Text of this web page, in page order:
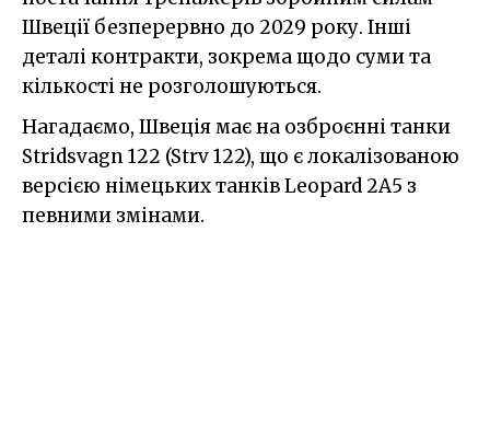
Швеції безперервно до 2029 року. Інші
деталі контракти, зокрема щодо суми та
кількості не розголошуються.
Нагадаємо, Швеція має на озброєнні танки
Stridsvagn 122 (Strv 122), що є локалізованою
версією німецьких танків Leopard 2A5 з
певними змінами.